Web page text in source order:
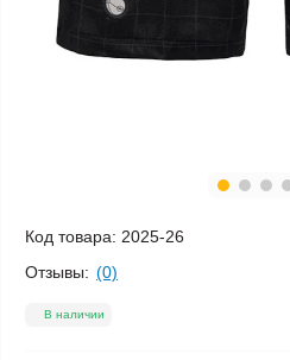
Код товара: 2025-26
Отзывы: (0)
В наличии